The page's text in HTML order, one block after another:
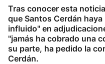
Tras conocer esta
que Santos Cerdán
influido" en
"jamás ha cobrado una
su parte, ha pedido la
Cerdán.